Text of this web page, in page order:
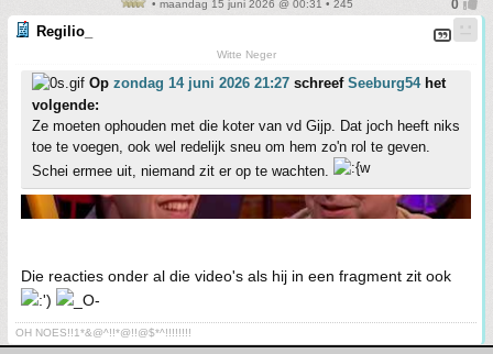
• maandag 15 juni 2026 @ 00:31 • 245
Regilio_
Witte Neger
Op zondag 14 juni 2026 21:27 schreef Seeburg54het
volgende:
Ze moeten ophouden met die koter van vd Gijp. Dat joch heeft niks
toe te voegen, ook wel redelijk sneu om hem zo'n rol te geven.
Schei ermee uit, niemand zit er op te wachten.
Die reacties onder al die video's als hij in een fragment zit ook
OH NOES!!1*&@^!!*@!!@$*^!!!!!!!!